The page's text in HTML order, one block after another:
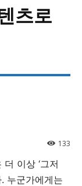
츠로
133
이상 ‘그저
누군가에게는